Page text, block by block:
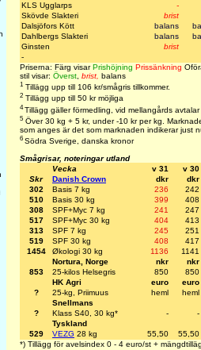
KLS Ugglarps
-
Skövde Slakteri
brist
Dalsjöfors Kött
balans
Dahlbergs Slakteri
balans
Ginsten
brist
-
Priserna: Färg visarPrishöjning Prissänkning
stil visar: Överst brist, balans
1 Tillägg upp till 106 kr/smågris tillkommer.
2 Tillägg upp till 50 kr möjliga
4Tillägg gäller förmedling, vid mellangårds
5 Över 30 kg + 5 kr, under -10 kr per kg.
som anges är det som marknaden indikerar just
6 Södra Sverige, danska kronor
Smågrisar, noteringar utland
Vecka
v 31
v 30
Skr
Danish Crown dkr
dkr
302
Basis 7 kg 236
242
510
Basis 30 kg 399
408
308
SPF+Myc 7 kg 241
247
517
SPF+Myc 30 kg 404
413
313
SPF 7 kg 245
251
519
SPF 30 kg 408
417
1454
Økologi 30 kg 1136
1141
Nortura, Norge
nkr
nkr
853
25-kilos Helsegris 850
850
HK Agri
euro
euro
?
25-kg, Priimuus heml
heml
Snellmans
?
Klass S40, 30 kg* -
-
Tyskland
529
VEZG 28 kg 55,50
55,50
*) Tillägg för avelsindex 0 - 4 euro/st +